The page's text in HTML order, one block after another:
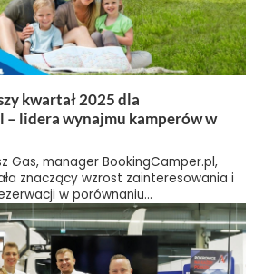
kwartał 2025 dla
– lidera wynajmu kamperów w
Gas, manager BookingCamper.pl,
znaczący wzrost zainteresowania i
w porównaniu...